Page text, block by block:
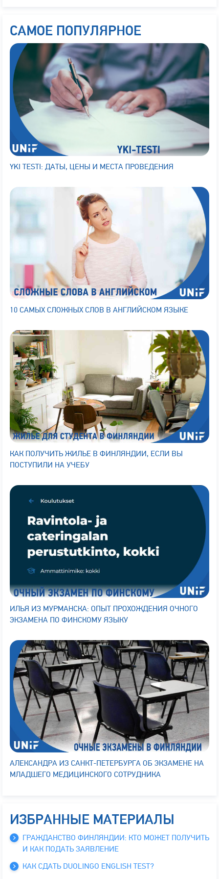
САМОЕ ПОПУЛЯРНОЕ
YKI TESTI: ДАТЫ, ЦЕНЫ И МЕСТА ПРОВЕДЕНИЯ
10 САМЫХ СЛОЖНЫХ СЛОВ В АНГЛИЙСКОМ ЯЗЫКЕ
КАК ПОЛУЧИТЬ ЖИЛЬЕ В ФИНЛЯНДИИ, ЕСЛИ ВЫ
ПОСТУПИЛИ НА УЧЕБУ
ИЛЬЯ ИЗ МУРМАНСКА: ОПЫТ ПРОХОЖДЕНИЯ ОЧНОГО
ЭКЗАМЕНА ПО ФИНСКОМУ ЯЗЫКУ
АЛЕКСАНДРА ИЗ САНКТ-ПЕТЕРБУРГА ОБ ЭКЗАМЕНЕ НА
МЛАДШЕГО МЕДИЦИНСКОГО СОТРУДНИКА
ИЗБРАННЫЕ МАТЕРИАЛЫ
ГРАЖДАНСТВО ФИНЛЯНДИИ: КТО МОЖЕТ ПОЛУЧИТЬ
И КАК ПОДАТЬ ЗАЯВЛЕНИЕ
КАК СДАТЬ DUOLINGO ENGLISH TEST?